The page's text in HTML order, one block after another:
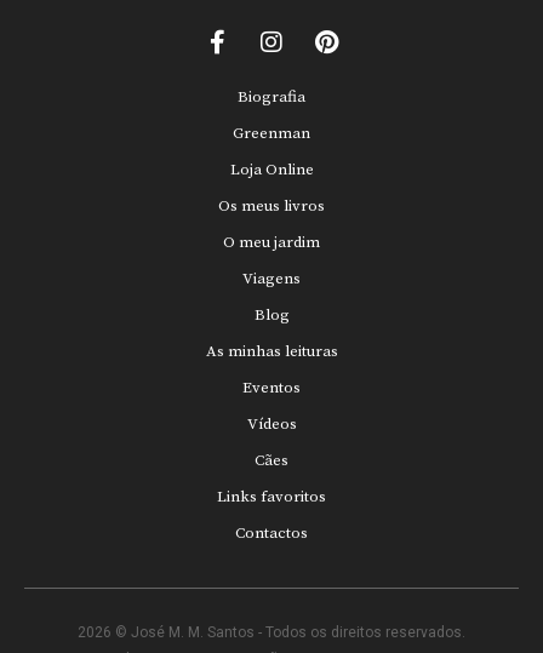
Biografia
Greenman
Loja Online
Os meus livros
O meu jardim
Viagens
Blog
As minhas leituras
Eventos
Vídeos
Cães
Links favoritos
Contactos
2026 © José M. M. Santos - Todos os direitos reservados.